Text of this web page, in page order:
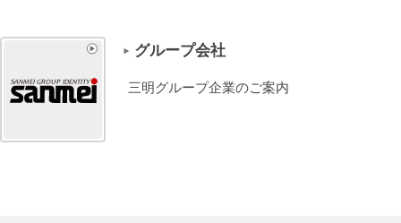
グループ会社
三明グループ企業のご案内